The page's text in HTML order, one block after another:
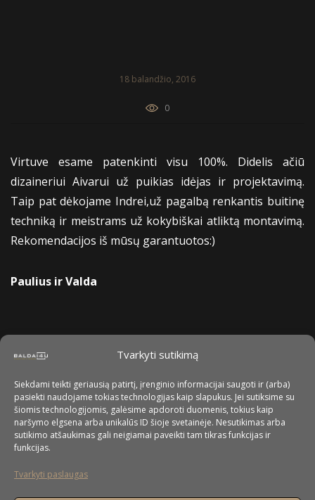
Tvarkyti sutikimą
Siekdami teikti geriausią patirtį, įrenginio informacijai saugoti ir (arba)
pasiekti naudojame tokias technologijas kaip slapukus. Jei sutiksime su
šiomis technologijomis, galėsime apdoroti duomenis, tokius kaip
naršymo elgsena arba unikalūs ID šioje svetainėje. Nesutikimas arba
sutikimo atšaukimas gali neigiamai paveikti tam tikras funkcijas ir
funkcijas.
Tvarkyti paslaugas
18 balandžio, 2016
0
Virtuve esame patenkinti visu 100%. Didelis ačiū
dizaineriui Aivarui už puikias idėjas ir projektavimą.
Taip pat dėkojame Indrei,už pagalbą renkantis buitinę
techniką ir meistrams už kokybiškai atliktą montavimą.
Rekomendacijos iš mūsų garantuotos:)
Paulius ir Valda